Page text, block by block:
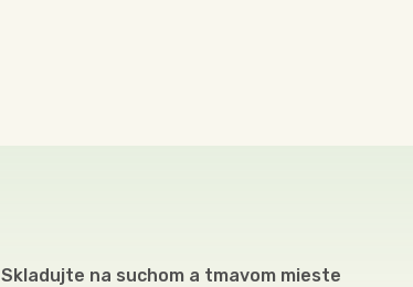
Skladujte na suchom a tmavom mieste